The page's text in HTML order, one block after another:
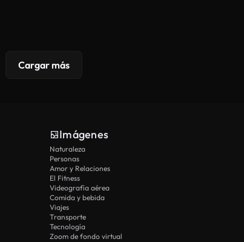
Cargar más
Imágenes
Naturaleza
Personas
Amor y Relaciones
El Fitness
Videografía aérea
Comida y bebida
Viajes
Transporte
Tecnología
Zoom de fondo virtual